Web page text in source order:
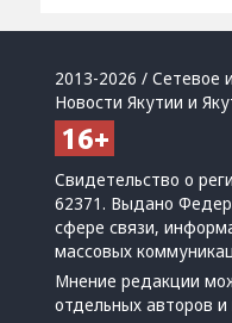
2013-2026 / Сетевое
Новости Якутии и
Свидетельство о
62371. Выдано
сфере связи,
массовых
Мнение редакции
отдельных авторов и